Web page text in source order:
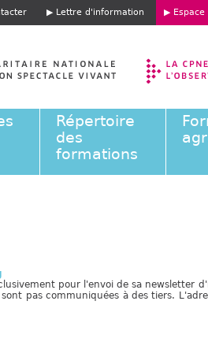
to navigationLettre d'information
Répertoire
des
formations
pour l'envoi de sa newsletter
pas communiquées à des tiers.